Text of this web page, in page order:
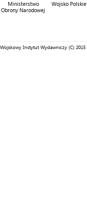
Ministerstwo
Obrony Narodowej
Wojsko Polskie
Wojskowy Instytut Wydawniczy (C) 2015